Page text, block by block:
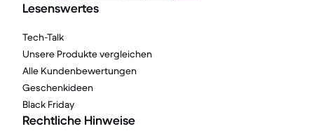
Lesenswertes
Tech-Talk
Unsere Produkte vergleichen
Alle Kundenbewertungen
Geschenkideen
Black Friday
Rechtliche Hinweise